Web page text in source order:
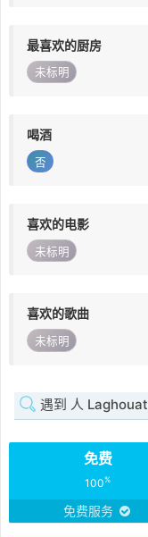
最喜欢的厨房
未标明
喝酒
否
喜欢的电影
未标明
喜欢的歌曲
未标明
遇到 人 Laghouat
免费
100%
免费服务